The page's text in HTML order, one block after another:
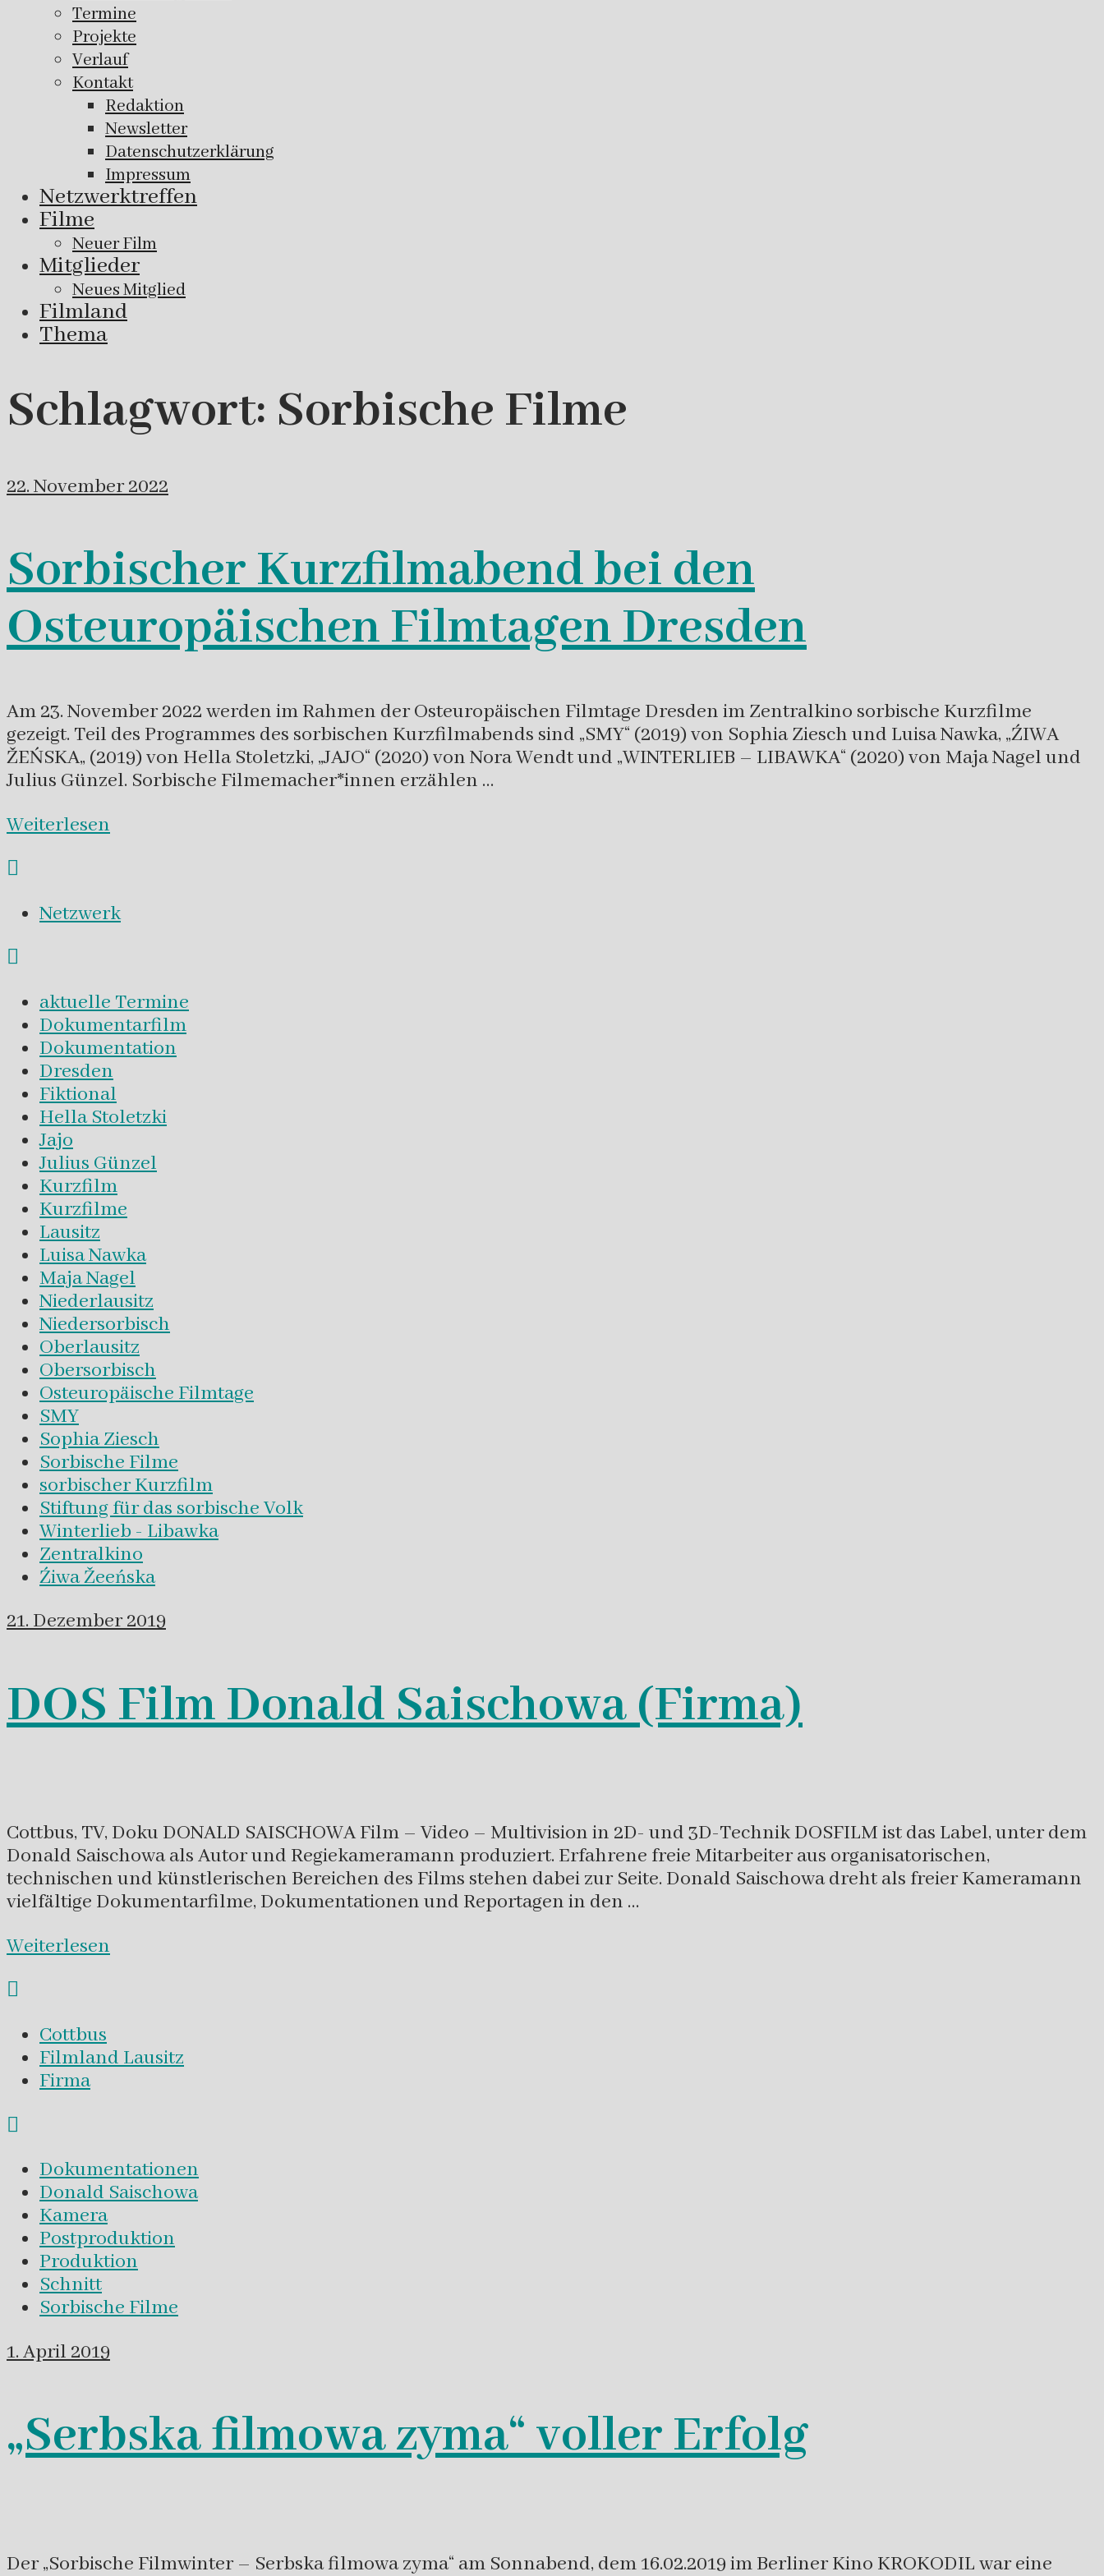
Termine
Projekte
Verlauf
Kontakt
Redaktion
Newsletter
Datenschutzerklärung
Impressum
Netzwerktreffen
Filme
Neuer Film
Mitglieder
Neues Mitglied
Filmland
Thema
Schlagwort: Sorbische Filme
22. November 2022
Sorbischer Kurzfilmabend bei den
Osteuropäischen Filmtagen Dresden
Am 23. November 2022 werden im Rahmen der Osteuropäischen Filmtage Dresden im Zentralkino sorbische Kurzfilme
gezeigt. Teil des Programmes des sorbischen Kurzfilmabends sind „SMY“ (2019) von Sophia Ziesch und Luisa Nawka, „ŹIWA
ŽEŃSKA„ (2019) von Hella Stoletzki, „JAJO“ (2020) von Nora Wendt und „WINTERLIEB – LIBAWKA“ (2020) von Maja Nagel und
Julius Günzel. Sorbische Filmemacher*innen erzählen …
Weiterlesen
Netzwerk
aktuelle Termine
Dokumentarfilm
Dokumentation
Dresden
Fiktional
Hella Stoletzki
Jajo
Julius Günzel
Kurzfilm
Kurzfilme
Lausitz
Luisa Nawka
Maja Nagel
Niederlausitz
Niedersorbisch
Oberlausitz
Obersorbisch
Osteuropäische Filmtage
SMY
Sophia Ziesch
Sorbische Filme
sorbischer Kurzfilm
Stiftung für das sorbische Volk
Winterlieb - Libawka
Zentralkino
Źiwa Žeeńska
21. Dezember 2019
DOS Film Donald Saischowa (Firma)
Cottbus, TV, Doku DONALD SAISCHOWA Film – Video – Multivision in 2D- und 3D-Technik DOSFILM ist das Label, unter dem
Donald Saischowa als Autor und Regiekameramann produziert. Erfahrene freie Mitarbeiter aus organisatorischen,
technischen und künstlerischen Bereichen des Films stehen dabei zur Seite. Donald Saischowa dreht als freier Kameramann
vielfältige Dokumentarfilme, Dokumentationen und Reportagen in den …
Weiterlesen
Cottbus
Filmland Lausitz
Firma
Dokumentationen
Donald Saischowa
Kamera
Postproduktion
Produktion
Schnitt
Sorbische Filme
1. April 2019
„Serbska filmowa zyma“ voller Erfolg
Der „Sorbische Filmwinter – Serbska filmowa zyma“ am Sonnabend, dem 16.02.2019 im Berliner Kino KROKODIL war eine